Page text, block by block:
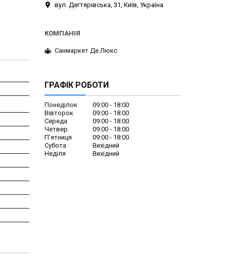
вул. Дегтярівська, 31, Київ, Україна
Санмаркет Де Люкс
ГРАФІК РОБОТИ
Понеділок 09:00
18:00
Вівторок
09:00
18:00
Середа
09:00
18:00
Четвер
09:00
18:00
Пʼятниця
09:00
18:00
Субота
Вихідний
Неділя
Вихідний